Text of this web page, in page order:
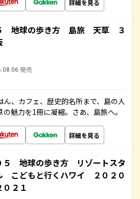
詳細を見る
地球の歩き方 島旅 天草 ３
発売
ん、カフェ、歴史的名所まで、島の人
魅力を1冊に凝縮。さあ、島旅へ。
詳細を見る
５ 地球の歩き方 リゾートスタ
こどもと行くハワイ ２０２０
０２１